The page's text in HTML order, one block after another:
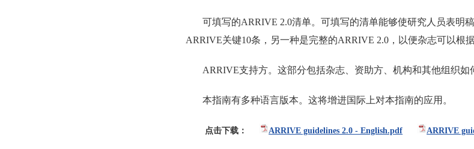
可填写的ARRIVE 2.0清单。可填写的清单能够使研究人员表明
ARRIVE关键10条，另一种是完整的ARRIVE 2.0，以便杂志可以根
ARRIVE支持方。这部分包括杂志、资助方、机构和其他组织如
本指南有多种语言版本。这将增进国际上对本指南的应用。
点击下载： ARRIVE guidelines 2.0 - English.pdf ARRIVE